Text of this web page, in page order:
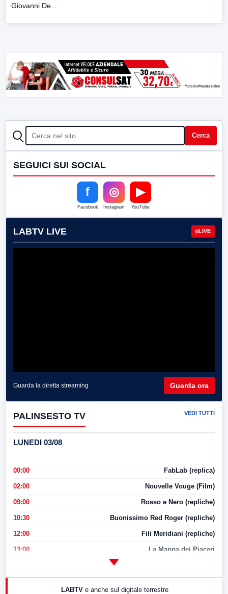
Giovanni De...
CERCA Cerca
SEGUICI SUI SOCIAL
f
Facebook
◎
Instagram
▶
YouTube
LABTV LIVE LIVE
Guarda la diretta streaming Guarda ora
PALINSESTO TV VEDI TUTTI
LUNEDI 03/08
00:00 FabLab (replica)
02:00 Nouvelle Vouge (Film)
09:00 Rosso e Nero (repliche)
10:30 Buonissimo Red Roger (repliche)
12:00 Fili Meridiani (repliche)
13:00 La Mappa dei Piaceri
17:00 LabNews (replica)
LABTV e anche sul digitale terrestre